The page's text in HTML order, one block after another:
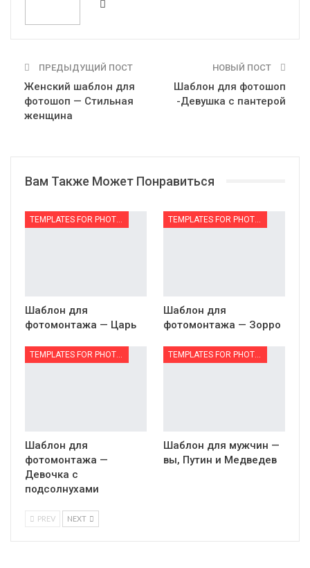
ПРЕДЫДУЩИЙ ПОСТ
Женский шаблон для
фотошоп — Стильная
женщина
НОВЫЙ ПОСТ
Шаблон для фотошоп
-Девушка с пантерой
Вам Также Может Понравиться
Шаблон для
фотомонтажа — Царь
Шаблон для
фотомонтажа — Зорро
TEMPLATES FOR PHOTOMONTAGE | ШАБЛОНЫ ДЛЯ ФОТОМОНТАЖА
Шаблон для
фотомонтажа —
Девочка с
подсолнухами
TEMPLATES FOR PHOTOMONTAGE | ШАБЛОНЫ ДЛЯ ФОТОМОНТАЖА
Шаблон для мужчин —
вы, Путин и Медведев
PREV NEXT